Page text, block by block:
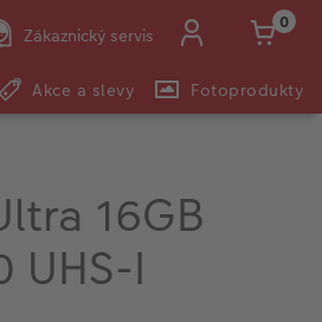
Zákaznický servis
0
Akce a slevy Fotoprodukty
16GB
UHS-I